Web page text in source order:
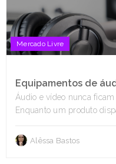
Mercado Livre
Equipamentos de
Áudio e vídeo nunca
Enquanto um produto
Alêssa Bastos